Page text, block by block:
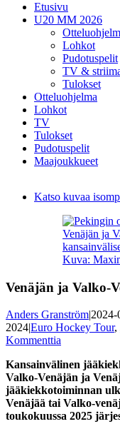
Etusivu
U20 MM 2026
Lohkot
Pudotuspelit
TV &
Tulokset
Otteluohjelma
Lohkot
TV
Tulokset
Pudotuspelit
Maajoukkueet
Katso kuvaa
Venäjän ja
Kuva:
Venäjän ja Valko-
Anders Granström|2024-
2024|Euro Hockey Tour,
Kommenttia
Kansainvälinen
Valko-Venäjän ja
jääkiekkotoiminnan
Venäjää tai Valko-
toukokuussa 2025